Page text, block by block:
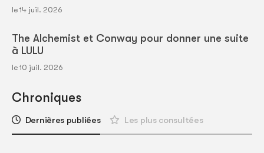
le 14 juil. 2026
The Alchemist et Conway pour donner une suite
à LULU
le 10 juil. 2026
Chroniques
Dernières publiées Les plus consultées